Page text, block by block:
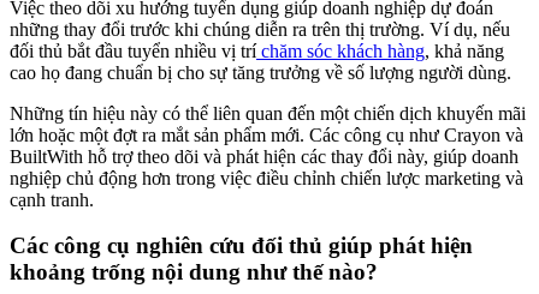
Việc theo dõi xu hướng tuyển dụng giúp doanh nghiệp dự đoán
những thay đổi trước khi chúng diễn ra trên thị trường. Ví dụ, nếu
đối thủ bắt đầu tuyển nhiều vị tríchăm sóc khách hàng, khả năng
cao họ đang chuẩn bị cho sự tăng trưởng về số lượng người dùng.
Những tín hiệu này có thể liên quan đến một chiến dịch khuyến mãi
lớn hoặc một đợt ra mắt sản phẩm mới. Các công cụ như Crayon và
BuiltWith hỗ trợ theo dõi và phát hiện các thay đổi này, giúp doanh
nghiệp chủ động hơn trong việc điều chỉnh chiến lược marketing và
cạnh tranh.
Các công cụ nghiên cứu đối thủ giúp phát hiện
khoảng trống nội dung như thế nào?